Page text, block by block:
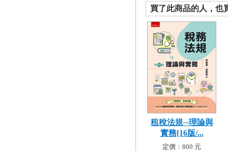
買了此商品的人，也
租稅法規─理論與
實務[16版/...
定價：800 元